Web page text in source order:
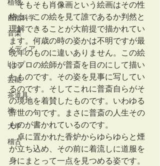
植物
自然科学
音楽
メディア
blog
芸能
茶道具
禅
大学
稽古
そもそも肖像画という絵画はその性
格上、この絵を見て誰であるか判然と
理解できることが大前提で描かれてい
ます。何歳の時の姿かは不明ですが最
晩年のものに違いありません。この絵
はプロの絵師が普斎を目のにして描い
たものです。その姿を見事に写してい
るのです。そしてこれに普斎自らがそ
の境地を着賛したものです。いわゆる
辞世の句です。まさに普斎の人生その
ものが書かれているのです。
卓に置かれた香炉からゆらゆらと煙
が立ち込め、その前に着流しに道服を
身にまとって一点を見つめる姿です。